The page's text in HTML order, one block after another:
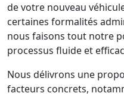
de votre nouveau
certaines formalités
nous faisons tout notre
processus fluide et
Nous délivrons une
facteurs concrets,